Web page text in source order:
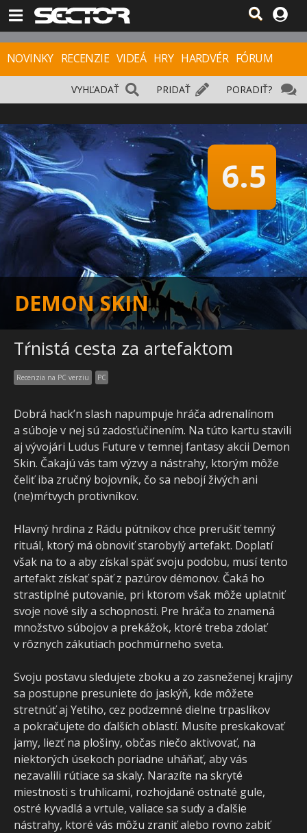
NOVINKY RECENZIE VIDEÁ HRY HARDVÉR FÓRUM
PORADIŤ?
PRIDAŤ
VYHĽADAŤ
DEMON SKIN
6.5
Tŕnistá cesta za artefaktom
Recenzia na PC verziu PC
Dobrá hack’n slash napumpuje hráča adrenalínom
a súboje v nej sú zadosťučinením. Na túto kartu stavili
aj vývojári Ludus Future v temnej fantasy akcii Demon
Skin. Čakajú vás tam výzvy a nástrahy, ktorým môže
čeliť iba zručný bojovník, čo sa nebojí živých ani
(ne)mŕtvych protivníkov.
Hlavný hrdina z Rádu pútnikov chce prerušiť temný
rituál, ktorý má obnoviť starobylý artefakt. Doplatí
však na to a aby získal späť svoju podobu, musí tento
artefakt získať späť z pazúrov démonov. Čaká ho
strastiplné putovanie, pri ktorom však môže uplatniť
svoje nové sily a schopnosti. Pre hráča to znamená
množstvo súbojov a prekážok, ktoré treba zdolať
v rôznych zákutiach pochmúrneho sveta.
Svoju postavu sledujete zboku a zo zasneženej krajiny
sa postupne presuniete do jaskýň, kde môžete
stretnúť aj Yetiho, cez podzemné dielne trpaslíkov
a pokračujete do ďalších oblastí. Musíte preskakovať
jamy, liezť na plošiny, občas niečo aktivovať, na
niektorých úsekoch poriadne uháňať, aby vás
nezavalili rútiace sa skaly. Narazíte na skryté
miestnosti s truhlicami, rozhojdané ostnaté gule,
ostré kyvadlá a vrtule, valiace sa sudy a ďalšie
nástrahy, ktoré vás môžu zraniť alebo rovno zabiť